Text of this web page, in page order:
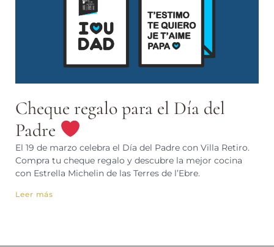
Cheque regalo para el Día del
Padre
El 19 de marzo celebra el Día del Padre con Villa Retiro.
Compra tu cheque regalo y descubre la mejor cocina
con Estrella Michelin de las Terres de l’Ebre.
Leer más